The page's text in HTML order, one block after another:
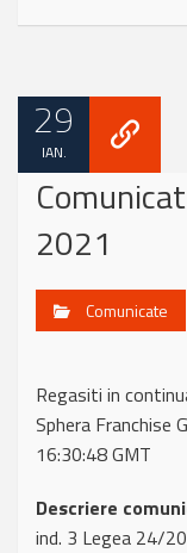
29
IAN.
2021
Comunicate
Regasiti in
Sphera Franchise
16:30:48 GMT
Descriere
ind. 3 Legea 24/